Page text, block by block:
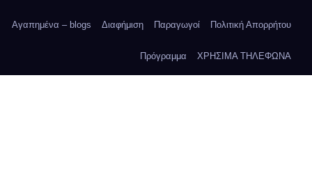
Αγαπημένα – blogs Διαφήμιση Παραγωγοί Πολιτική Απορρήτου
Πρόγραμμα ΧΡΗΣΙΜΑ ΤΗΛΕΦΩΝΑ